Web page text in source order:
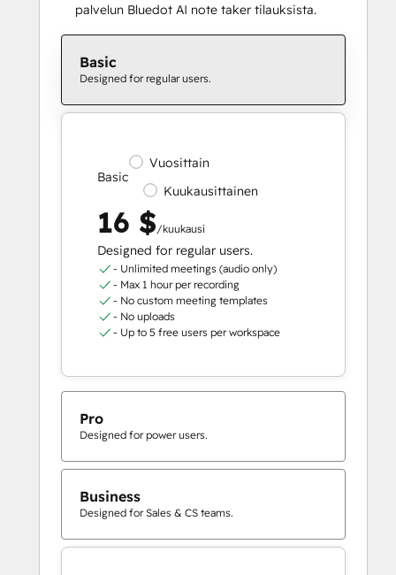
palvelun Bluedot AI note taker tilauksista.
Basic
Designed for regular users.
Basic
Vuosittain
Kuukausittainen
16 $/kuukausi
Designed for regular users.
- Unlimited meetings (audio only)
- Max 1 hour per recording
- No custom meeting templates
- No uploads
- Up to 5 free users per workspace
Pro
Designed for power users.
Business
Designed for Sales & CS teams.